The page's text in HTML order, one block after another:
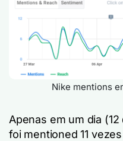
Nike mentions
Apenas em um dia
foi mentioned 11